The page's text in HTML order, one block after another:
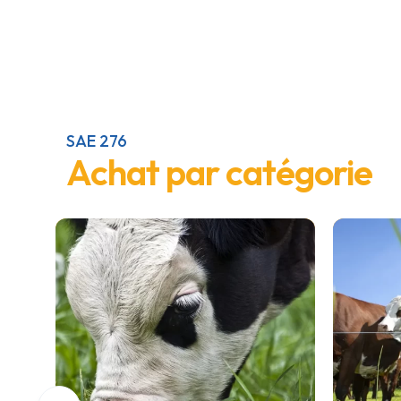
SAE 276
Achat par catégorie